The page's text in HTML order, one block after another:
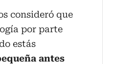
consideró que
por parte
estás
antes